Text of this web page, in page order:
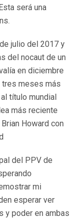
será una
julio del 2017 y
del nocaut de un
en diciembre
tres meses más
título mundial
más reciente
Howard con
del PPV de
mi
esperar ver
y poder en ambas